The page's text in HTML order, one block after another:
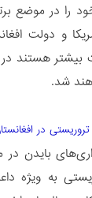
را در موضع
و دولت
بیشتر
شد.
بایدن در
به ویژه